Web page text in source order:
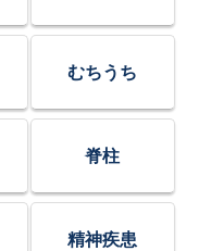
むちうち
脊柱
精神疾患